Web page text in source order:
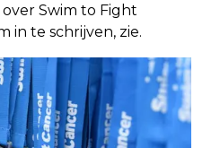
Swim to Fight
in te schrijven, zie.